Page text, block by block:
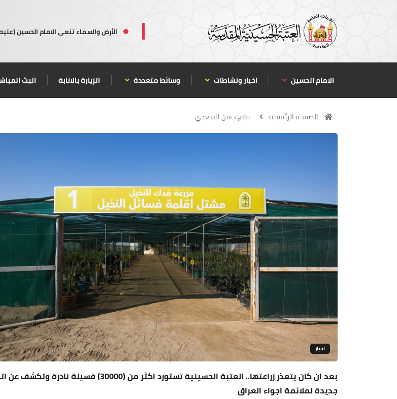
الأرض والسماء تنعى الامام الحسين
الامام الحسين اخبار ونشاطات وسائط متعددة الزيارة بالانابة البث
الصفحة الرئيسية فلاح حسن السعدي
اخبار
بعد ان كان يتعذر زراعتها.. العتبة الحسينية تستورد اكثر من (30000) فسيلة
جديدة لملائمة اجواء العراق